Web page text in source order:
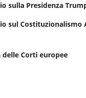
sulla Presidenza
sul Costituzionalismo
delle Corti europee